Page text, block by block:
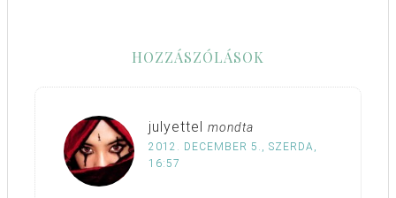
HOZZÁSZÓLÁSOK
julyettel mondta
2012. DECEMBER 5., SZERDA,
16:57